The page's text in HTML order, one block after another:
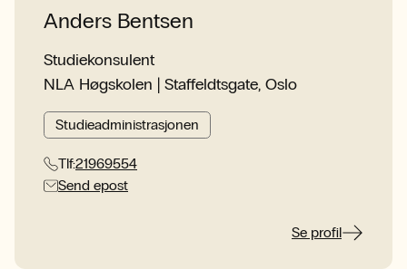
Anders Bentsen
Studiekonsulent
NLA Høgskolen | Staffeldtsgate, Oslo
Studieadministrasjonen
Tlf:21969554
Send epost
Se profil